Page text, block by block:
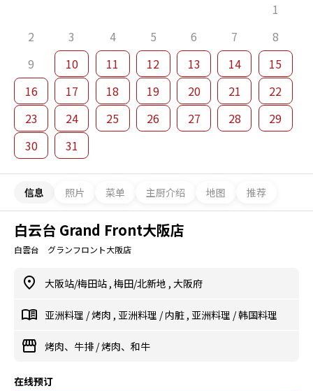
1
2
3 4 5 6 7
8
9
10 11 12 13 14
15
16
17 18 19 20 21
22
23
24 25 26 27 28
29
30
31
信息 照片 菜单 主厨介绍 地图 推荐
白云台 Grand Front大阪店
白雲台 グランフロント大阪店
大阪站/梅田站 , 梅田/北新地 , 大阪府
亚洲料理 /烤肉 , 亚洲料理 /内脏 , 亚洲料理 /韩国料理
烤肉、牛排 /烤肉、和牛
在线预订